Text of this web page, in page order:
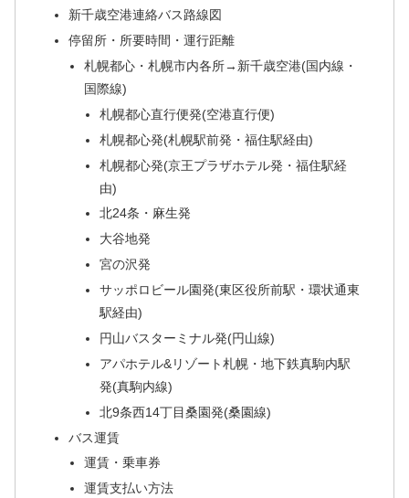
新千歳空港連絡バス路線図
停留所・所要時間・運行距離
札幌都心・札幌市内各所→新千歳空港(国内線・
国際線)
札幌都心直行便発(空港直行便)
札幌都心発(札幌駅前発・福住駅経由)
札幌都心発(京王プラザホテル発・福住駅経
由)
北24条・麻生発
大谷地発
宮の沢発
サッポロビール園発(東区役所前駅・環状通東
駅経由)
円山バスターミナル発(円山線)
アパホテル&リゾート札幌・地下鉄真駒内駅
発(真駒内線)
北9条西14丁目桑園発(桑園線)
バス運賃
運賃・乗車券
運賃支払い方法